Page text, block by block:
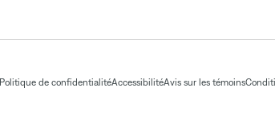
Politique de confidentialitéAccessibilitéAvis sur les témoins